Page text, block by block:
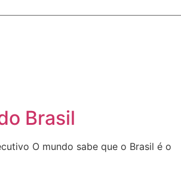
Brasil
O mundo sabe que o Brasil é o